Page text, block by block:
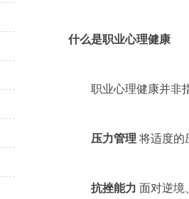
什么是职业心理健康
职业心理健康并非指
压力管理 将适度的
抗挫能力 面对逆境